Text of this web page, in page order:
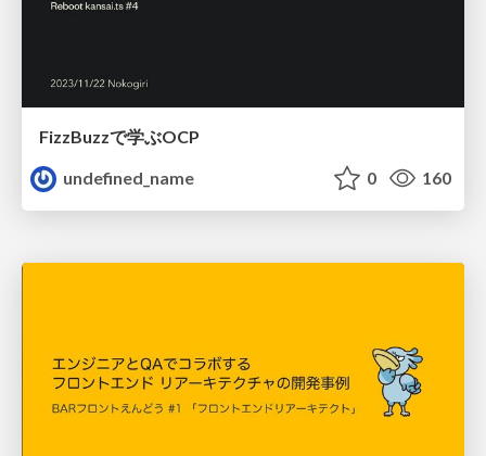
FizzBuzzで学ぶOCP
undefined_name
0 160